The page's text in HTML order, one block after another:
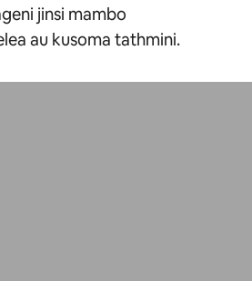
jinsi mambo
au kusoma tathmini.